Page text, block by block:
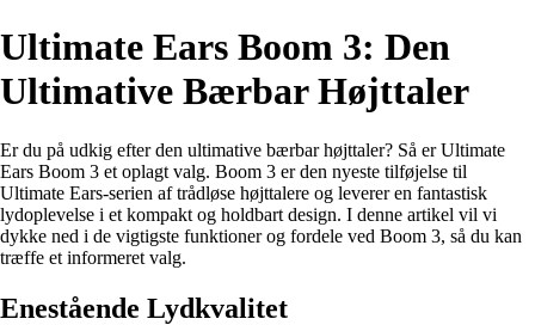
Ultimate Ears Boom 3: Den
Ultimative Bærbar Højttaler
Er du på udkig efter den ultimative bærbar højttaler? Så er Ultimate
Ears Boom 3 et oplagt valg. Boom 3 er den nyeste tilføjelse til
Ultimate Ears-serien af trådløse højttalere og leverer en fantastisk
lydoplevelse i et kompakt og holdbart design. I denne artikel vil vi
dykke ned i de vigtigste funktioner og fordele ved Boom 3, så du kan
træffe et informeret valg.
Enestående Lydkvalitet